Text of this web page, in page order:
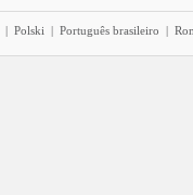
| Polski | Português brasileiro |